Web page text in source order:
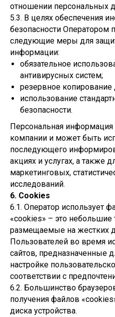
отношении персональных
5.3. В целях обеспечения
безопасности Оператором
следующие меры для
информации:
обязательное
антивирусных систем;
резервное копирование
использование
безопасности.
Персональная информация
компании и может быть
последующего
акциях и услугах, а также
маркетинговых,
исследований.
6. Cookies
6.1. Оператор использует
«cookies» – это
размещаемые на жестких
Пользователей во время
сайтов, предназначенные
настройке
соответствии с
6.2. Большинство
получения файлов
диска устройства.